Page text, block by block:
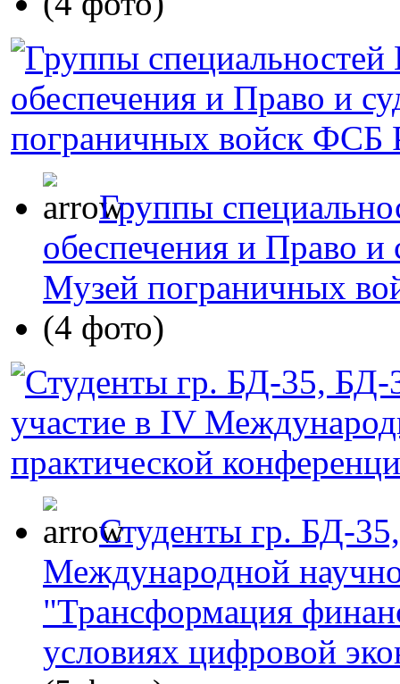
Группы
обеспечения и Право и
Музей пограничных
(4 фото)
Студенты гр. БД-
Международной
"Трансформация
условиях цифровой